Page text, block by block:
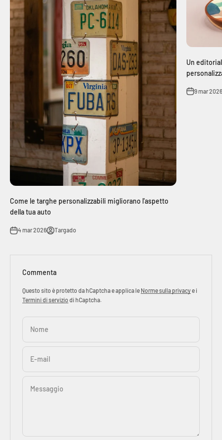
Come le targhe personalizzabili migliorano l'aspetto
della tua auto
4 mar 2026 Targado
Un
9 mar 2026
Commenta
Questo sito è protetto da hCaptcha e applica le Norme sulla privacye i
Termini di servizio di hCaptcha.
Nome
E-mail
Messaggio